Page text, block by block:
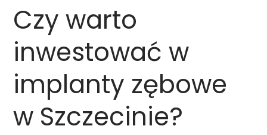
Czy warto
inwestować w
implanty zębowe
w Szczecinie?